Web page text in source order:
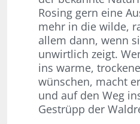
Rosing gern eine
mehr in die wilde,
allem dann, wenn
unwirtlich zeigt.
ins warme,
wünschen, macht
und auf den Weg
Gestrüpp der